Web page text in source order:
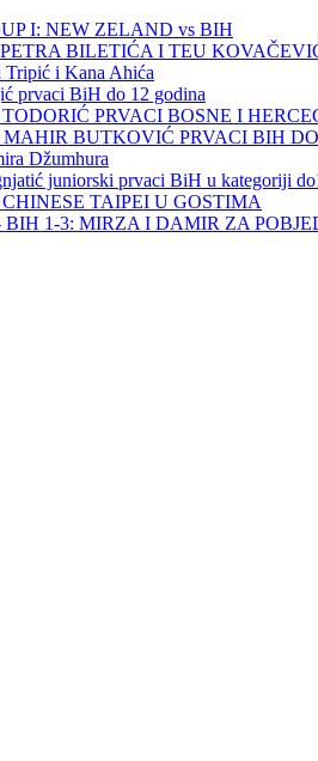
I: NEW ZELAND vs BIH
BILETIĆA I TEU
i Kana Ahića
prvaci BiH do 12 godina
PRVACI BOSNE I
BUTKOVIĆ PRVACI BIH
Džumhura
juniorski prvaci BiH u kategoriji
TAIPEI U GOSTIMA
1-3: MIRZA I DAMIR ZA